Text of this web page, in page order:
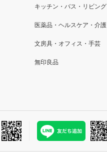
キッチン・バス・リビング
医薬品・ヘルスケア・介護
文房具・オフィス・手芸
無印良品